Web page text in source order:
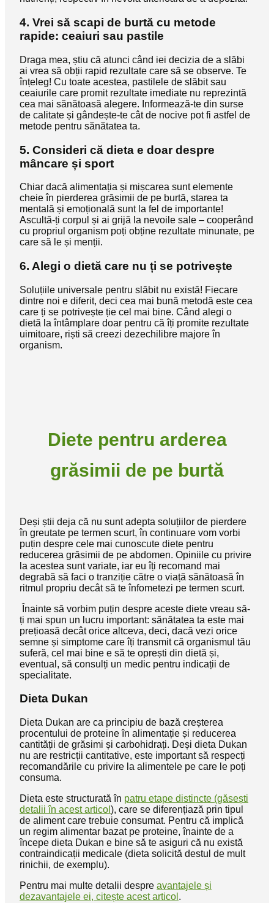
4. Vrei să scapi de burtă cu metode
rapide: ceaiuri sau pastile
Draga mea, știu că atunci când iei decizia de a slăbi
ai vrea să obții rapid rezultate care să se observe. Te
înțeleg! Cu toate acestea, pastilele de slăbit sau
ceaiurile care promit rezultate imediate nu reprezintă
cea mai sănătoasă alegere. Informează-te din surse
de calitate și gândește-te cât de nocive pot fi astfel de
metode pentru sănătatea ta.
5. Consideri că dieta e doar despre
mâncare și sport
Chiar dacă alimentația și mișcarea sunt elemente
cheie în pierderea grăsimii de pe burtă, starea ta
mentală și emoțională sunt la fel de importante!
Ascultă-ți corpul și ai grijă la nevoile sale – cooperând
cu propriul organism poți obține rezultate minunate, pe
care să le și menții.
6. Alegi o dietă care nu ți se potrivește
Soluțiile universale pentru slăbit nu există! Fiecare
dintre noi e diferit, deci cea mai bună metodă este cea
care ți se potrivește ție cel mai bine. Când alegi o
dietă la întâmplare doar pentru că îți promite rezultate
uimitoare, riști să creezi dezechilibre majore în
organism.
Diete pentru arderea
grăsimii de pe burtă
Deși știi deja că nu sunt adepta soluțiilor de pierdere
în greutate pe termen scurt, în continuare vom vorbi
puțin despre cele mai cunoscute diete pentru
reducerea grăsimii de pe abdomen. Opiniile cu privire
la acestea sunt variate, iar eu îți recomand mai
degrabă să faci o tranziție către o viață sănătoasă în
ritmul propriu decât să te înfometezi pe termen scurt.
Înainte să vorbim puțin despre aceste diete vreau să-
ți mai spun un lucru important: sănătatea ta este mai
prețioasă decât orice altceva, deci, dacă vezi orice
semne și simptome care îți transmit că organismul tău
suferă, cel mai bine e să te oprești din dietă și,
eventual, să consulți un medic pentru indicații de
specialitate.
Dieta Dukan
Dieta Dukan are ca principiu de bază creșterea
procentului de proteine în alimentație și reducerea
cantității de grăsimi și carbohidrați. Deși dieta Dukan
nu are restricții cantitative, este important să respecți
recomandările cu privire la alimentele pe care le poți
consuma.
Dieta este structurată în patru etape distincte (găsești
detalii în acest articol ), care se diferențiază prin tipul
de aliment care trebuie consumat. Pentru că implică
un regim alimentar bazat pe proteine, înainte de a
începe dieta Dukan e bine să te asiguri că nu există
contraindicații medicale (dieta solicită destul de mult
rinichii, de exemplu).
Pentru mai multe detalii despre avantajele și
dezavantajele ei, citește acest articol .